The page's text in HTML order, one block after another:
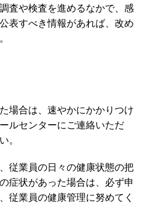
査や検査を進めるなかで、感
表すべき情報があれば、改め
場合は、速やかにかかりつけ
ルセンターにご連絡いただ
。
従業員の日々の健康状態の把
症状があった場合は、必ず申
従業員の健康管理に努めてく